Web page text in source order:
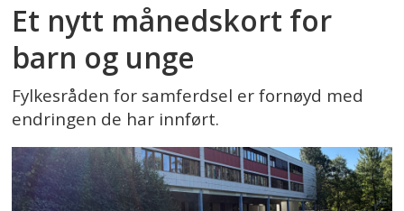
Et nytt månedskort for
barn og unge
Fylkesråden for samferdsel er fornøyd med
endringen de har innført.